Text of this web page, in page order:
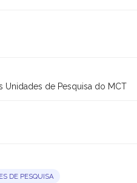
Unidades de Pesquisa do MCT
DE PESQUISA